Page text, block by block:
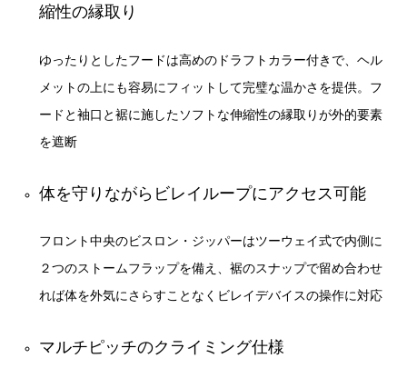
縮性の縁取り
ゆったりとしたフードは高めのドラフトカラー付きで、ヘル
メットの上にも容易にフィットして完璧な温かさを提供。フ
ードと袖口と裾に施したソフトな伸縮性の縁取りが外的要素
を遮断
体を守りながらビレイループにアクセス可能
フロント中央のビスロン・ジッパーはツーウェイ式で内側に
２つのストームフラップを備え、裾のスナップで留め合わせ
れば体を外気にさらすことなくビレイデバイスの操作に対応
マルチピッチのクライミング仕様